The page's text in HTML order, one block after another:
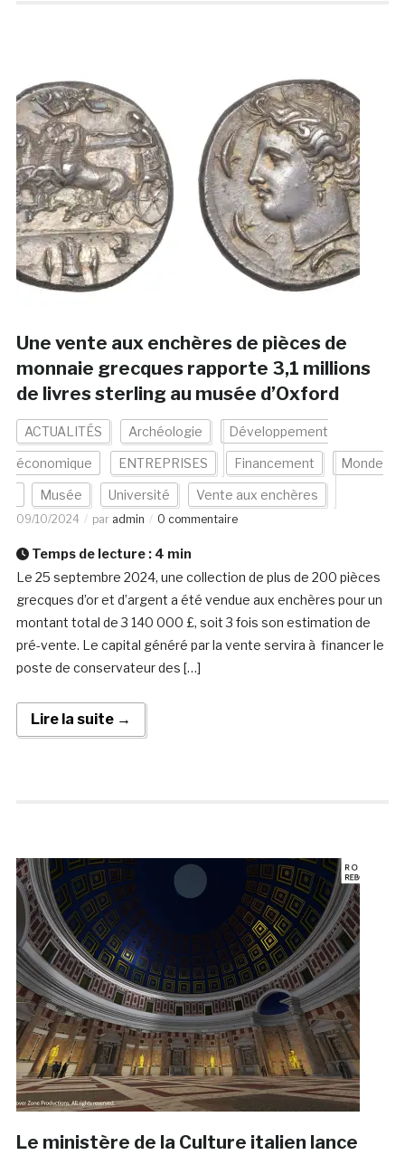
Une vente aux enchères de pièces de
monnaie grecques rapporte 3,1 millions
de livres sterling au musée d’Oxford
ACTUALITÉS Archéologie Développement
économique ENTREPRISES Financement Monde
Musée Université Vente aux enchères
09/10/2024 par admin 0 commentaire
Temps de lecture : 4 min
Le 25 septembre 2024, une collection de plus de 200 pièces
grecques d’or et d’argent a été vendue aux enchères pour un
montant total de 3 140 000 £, soit 3 fois son estimation de
pré-vente. Le capital généré par la vente servira à financer le
poste de conservateur des […]
Lire la suite →
Le ministère de la Culture italien lance